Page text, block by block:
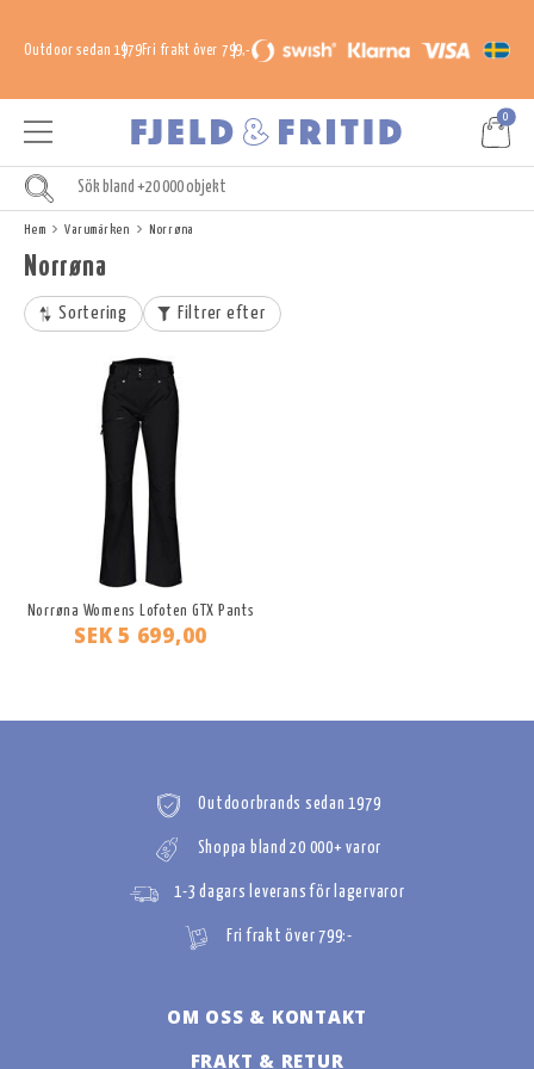
Outdoor sedan 1979Fri frakt över 799,-
0
Hem Varumärken Norrøna
Norrøna
Sortering Filtrer efter
Norrøna Womens Lofoten GTX Pants
SEK 5 699,00
Outdoorbrands sedan 1979
Shoppa bland 20 000+ varor
1-3 dagars leverans för lagervaror
Fri frakt över 799:-
OM OSS & KONTAKT
FRAKT & RETUR